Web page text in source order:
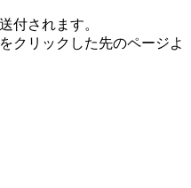
付されます。
クリックした先のページよ